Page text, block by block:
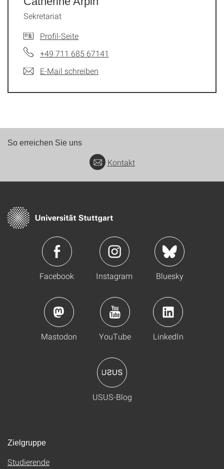
Sekretariat
Profil-Seite
+49 711 685 67141
E-Mail schreiben
So erreichen Sie uns
Kontakt
Facebook Instagram Bluesky
Mastodon YouTube LinkedIn
USUS-Blog
Zielgruppe
Studierende